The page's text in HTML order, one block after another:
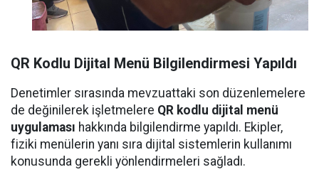
QR Kodlu Dijital Menü Bilgilendirmesi Yapıldı
Denetimler sırasında mevzuattaki son düzenlemelere
de değinilerek işletmelere QR kodlu dijital menü
uygulaması hakkında bilgilendirme yapıldı. Ekipler,
fiziki menülerin yanı sıra dijital sistemlerin kullanımı
konusunda gerekli yönlendirmeleri sağladı.